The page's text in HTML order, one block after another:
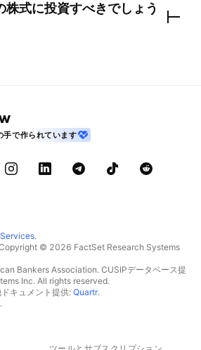
株式に投資すべきでしょう
で作られています
.
© 2026 FactSet Research Systems
Bankers Association. CUSIPデータベース提
Inc. All rights reserved.
キュメント提供: Quartr.